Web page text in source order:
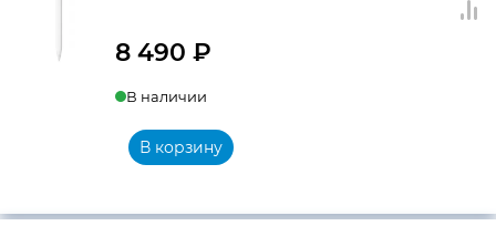
8 490 ₽
В наличии
В корзину